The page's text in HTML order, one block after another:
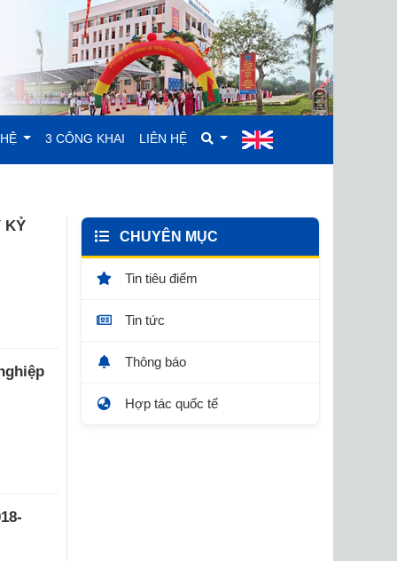
3 CÔNG KHAI LIÊN HỆ
KỶ
CHUYÊN MỤC
Tin tiêu điểm
Tin tức
Thông báo
Hợp tác quốc tế